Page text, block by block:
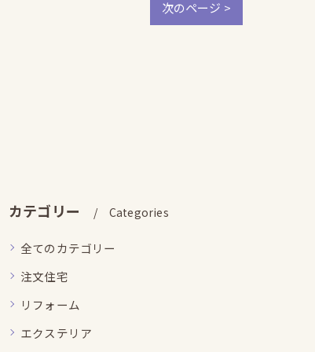
次のページ >
カテゴリー Categories
全てのカテゴリー
注文住宅
リフォーム
エクステリア